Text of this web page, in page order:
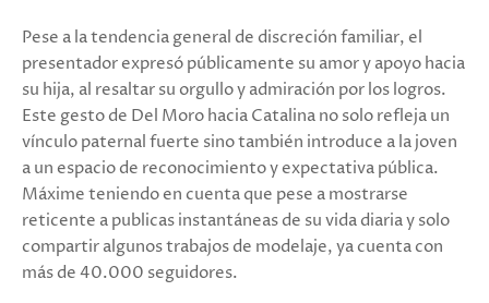
Pese a la tendencia general de discreción familiar, el
presentador expresó públicamente su amor y apoyo hacia
su hija, al resaltar su orgullo y admiración por los logros.
Este gesto de Del Moro hacia Catalina no solo refleja un
vínculo paternal fuerte sino también introduce a la joven
a un espacio de reconocimiento y expectativa pública.
Máxime teniendo en cuenta que pese a mostrarse
reticente a publicas instantáneas de su vida diaria y solo
compartir algunos trabajos de modelaje, ya cuenta con
más de 40.000 seguidores.